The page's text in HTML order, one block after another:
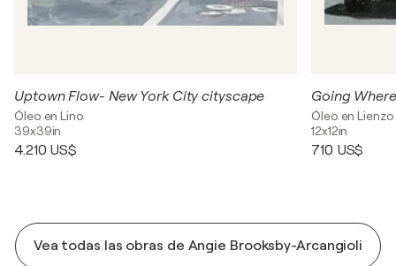
Uptown Flow- New York City cityscape
Óleo en Lino
39x39in
4.210 US$
Going
Óleo en Lienzo
12x12in
710 US$
Vea todas las obras de Angie Brooksby-Arcangioli